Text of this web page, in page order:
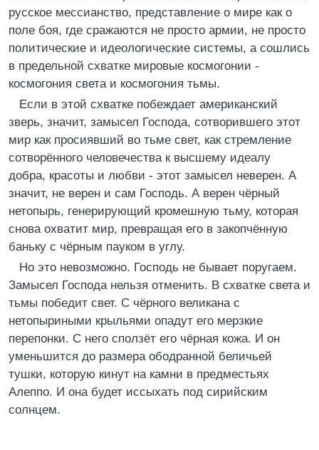
русское мессианство, представление о мире как о
поле боя, где сражаются не просто армии, не просто
политические и идеологические системы, а сошлись
в предельной схватке мировые космогонии -
космогония света и космогония тьмы.
Если в этой схватке побеждает американский
зверь, значит, замысел Господа, сотворившего этот
мир как просиявший во тьме свет, как стремление
сотворённого человечества к высшему идеалу
добра, красоты и любви - этот замысел неверен. А
значит, не верен и сам Господь. А верен чёрный
нетопырь, генерирующий кромешную тьму, которая
снова охватит мир, превращая его в закопчённую
баньку с чёрным пауком в углу.
Но это невозможно. Господь не бывает поругаем.
Замысел Господа нельзя отменить. В схватке света и
тьмы победит свет. С чёрного великана с
нетопыриными крыльями опадут его мерзкие
перепонки. С него сползёт его чёрная кожа. И он
уменьшится до размера ободранной беличьей
тушки, которую кинут на камни в предместьях
Алеппо. И она будет иссыхать под сирийским
солнцем.